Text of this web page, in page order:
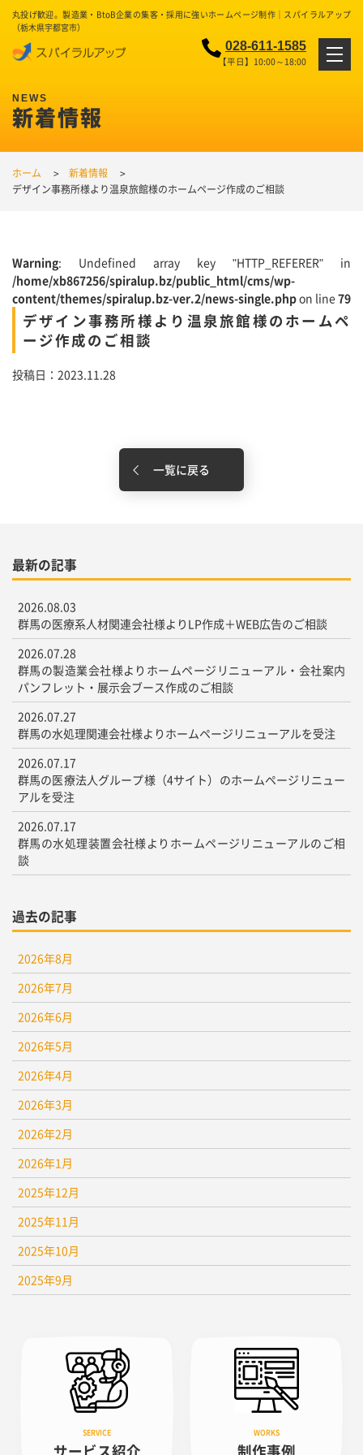
丸投げ歓迎。製造業・BtoB企業の集客・採用に強いホームページ制作｜スパイラルアップ
（栃木県宇都宮市）
028-611-1585
【平日】10:00～18:00
新着情報
ホーム
新着情報
デザイン事務所様より温泉旅館様のホームページ作成のご相談
Warning: Undefined array key "HTTP_REFERER" in
/home/xb867256/spiralup.bz/public_html/cms/wp-
content/themes/spiralup.bz-ver.2/news-single.phpon line79
デザイン事務所様より温泉旅館様のホームペ
ージ作成のご相談
投稿日：2023.11.28
一覧に戻る
最新の記事
2026.08.03
群馬の医療系人材関連会社様よりLP作成＋WEB広告のご相談
2026.07.28
群馬の製造業会社様よりホームページリニューアル・会社案内
パンフレット・展示会ブース作成のご相談
2026.07.27
群馬の水処理関連会社様よりホームページリニューアルを受注
2026.07.17
群馬の医療法人グループ様（4サイト）のホームページリニュー
アルを受注
2026.07.17
群馬の水処理装置会社様よりホームページリニューアルのご相
談
過去の記事
2026年8月
2026年7月
2026年6月
2026年5月
2026年4月
2026年3月
2026年2月
2026年1月
2025年12月
2025年11月
2025年10月
2025年9月